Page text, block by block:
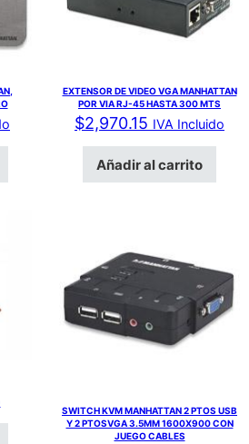
EXTENSOR DE VIDEO VGA MANHATTAN
POR VIA RJ-45 HASTA 300 MTS
$2,970.15 IVA Incluido
Añadir al carrito
SWITCH KVM MANHATTAN 2 PTOS USB
Y 2 PTOSVGA 3.5MM 1600X900 CON
JUEGO CABLES